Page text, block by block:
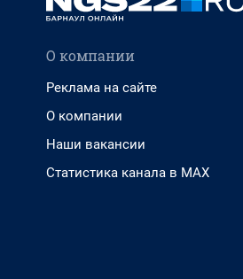
О компании
Реклама на сайте
О компании
Наши вакансии
Статистика канала в MAX